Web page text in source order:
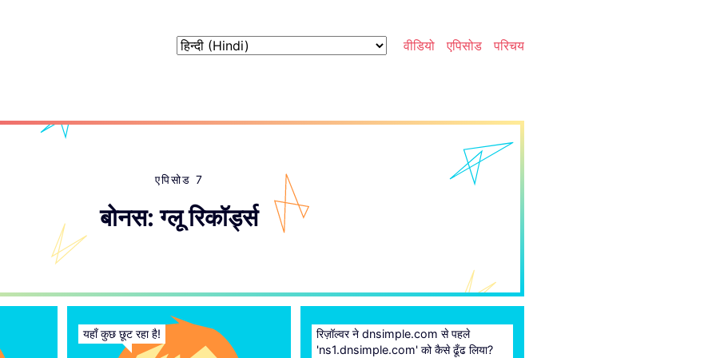
वीडियो एपिसोड परिचय
एपिसोड 7
बोनस: ग्लू रिकॉर्ड्स
यहाँ कुछ छूट रहा है!
रिज़ॉल्वर ने dnsimple.com से पहले
'ns1.dnsimple.com' को कैसे ढूँढ लिया?